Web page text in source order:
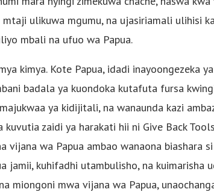
ulikuwa mgumu, na ujasiriamali ulihisi
mbali na ufuo wa Papua.
kimya. Kote Papua, idadi inayoongezeka
badala ya kuondoka kutafuta fursa
ya kidijitali, na wanaunda kazi
zaidi ya harakati hii ni Give Back
vijana wa Papua ambao wanaona biashara
jamii, kuhifadhi utambulisho, na kuimarisha
miongoni mwa vijana wa Papua,